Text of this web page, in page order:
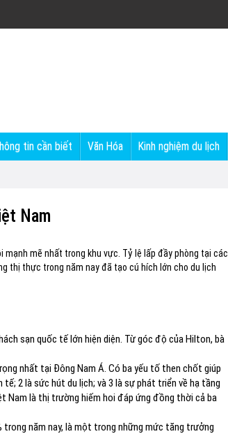
tin cần biết Văn Hóa Kinh nghiệm du lịch
Nam
mẽ nhất trong khu vực. Tỷ lệ lấp đầy phòng tại các
thị thực trong năm nay đã tạo cú hích lớn cho du lịch
sạn quốc tế lớn hiện diện. Từ góc độ của Hilton, bà
nhất tại Đông Nam Á. Có ba yếu tố then chốt giúp
2 là sức hút du lịch; và 3 là sự phát triển về hạ tầng
Nam là thị trường hiếm hoi đáp ứng đồng thời cả ba
năm nay, là một trong những mức tăng trưởng